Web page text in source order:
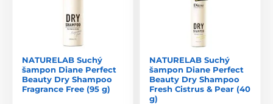
NATURELAB Suchý
šampon Diane Perfect
Beauty Dry Shampoo
Fragrance Free (95 g)
NATURELAB Suchý
šampon Diane Perfect
Beauty Dry Shampoo
Fresh Cistrus & Pear (40
g)